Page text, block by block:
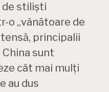
de stiliști
o „vânătoare de
principalii
sunt
cât mai mulți
au dus